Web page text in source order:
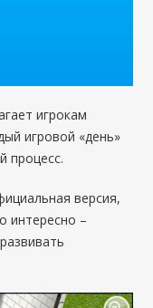
игрокам
игровой «день»
процесс.
версия,
интересно –